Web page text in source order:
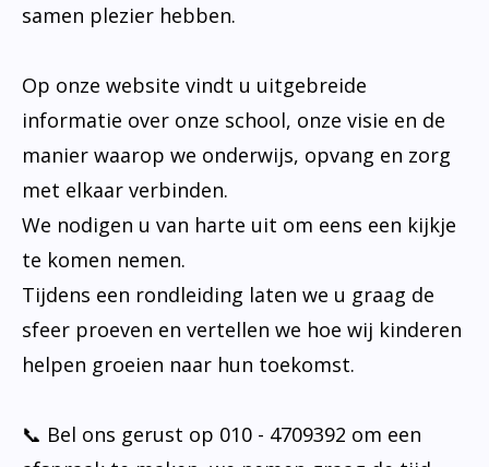
samen plezier hebben.
Op onze website vindt u uitgebreide
informatie over onze school, onze visie en de
manier waarop we onderwijs, opvang en zorg
met elkaar verbinden.
We nodigen u van harte uit om eens een kijkje
te komen nemen.
Tijdens een rondleiding laten we u graag de
sfeer proeven en vertellen we hoe wij kinderen
helpen groeien naar hun toekomst.
📞 Bel ons gerust op 010 - 4709392 om een